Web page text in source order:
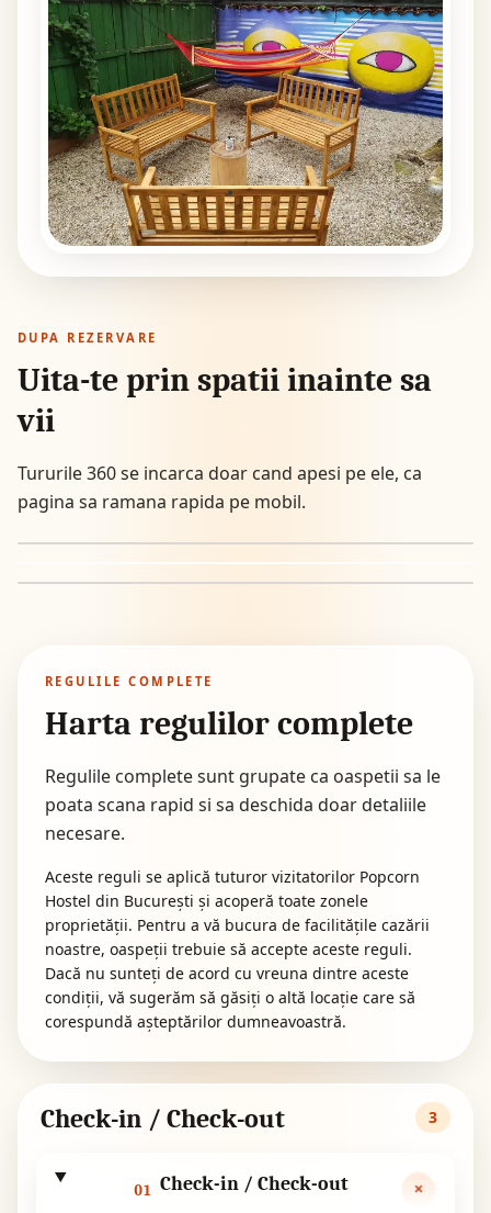
DUPA REZERVARE
Uita-te prin spatii inainte sa
vii
Tururile 360 se incarca doar cand apesi pe ele, ca
pagina sa ramana rapida pe mobil.
Vezi în 360°
Vezi în 360°
REGULILE COMPLETE
Harta regulilor complete
Regulile complete sunt grupate ca oaspetii sa le
poata scana rapid si sa deschida doar detaliile
necesare.
Aceste reguli se aplică tuturor vizitatorilor Popcorn
Hostel din București și acoperă toate zonele
proprietății. Pentru a vă bucura de facilitățile cazării
noastre, oaspeții trebuie să accepte aceste reguli.
Dacă nu sunteți de acord cu vreuna dintre aceste
condiții, vă sugerăm să găsiți o altă locație care să
corespundă așteptărilor dumneavoastră.
Check-in / Check-out 3
01 Check-in / Check-out